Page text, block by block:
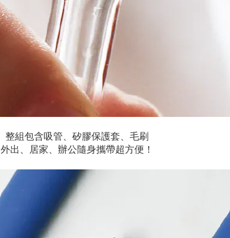
整組包含吸管、矽膠保護套、毛刷
外出、居家、辦公隨身攜帶超方便！